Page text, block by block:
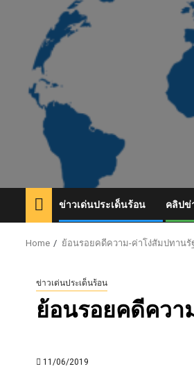
ข่าวเด่นประเด็นร้อน คลิปข่
Home ย้อนรอยคดีความ-ค่าโง่สัมปทานรั
ข่าวเด่นประเด็นร้อน
ย้อนรอยคดีควา
11/06/2019